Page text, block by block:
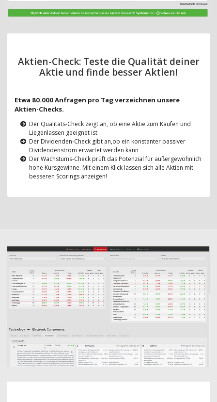
Aktien-Check: Teste die Qualität deiner
Aktie und finde besser Aktien!
Etwa 80.000 Anfragen pro Tag verzeichnen unsere
Aktien-Checks.
Der Qualitäts-Check zeigt an, ob eine Aktie zum Kaufen und
Liegenlassen geeignet ist
Der Dividenden-Check gibt an,ob ein konstanter passiver
Dividendenstrom erwartet werden kann
Der Wachstums-Check prüft das Potenzial für außergewöhnlich
hohe Kursgewinne. Mit einem Klick lassen sich alle Aktien mit
besseren Scorings anzeigen!